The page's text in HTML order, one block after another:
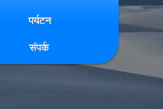
पर्यटन
संपर्क